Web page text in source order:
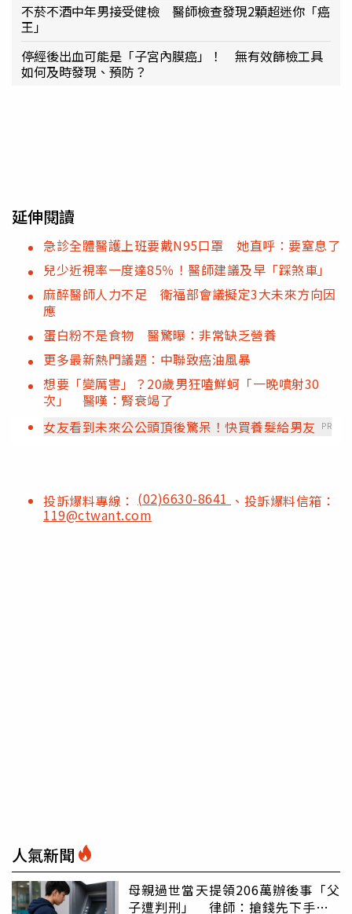
不菸不酒中年男接受健檢 醫師檢查發現2顆超迷你「癌
王」
停經後出血可能是「子宮內膜癌」！ 無有效篩檢工具
如何及時發現、預防？
延伸閱讀
急診全體醫護上班要戴N95口罩 她直呼：要窒息了
兒少近視率一度達85％！醫師建議及早「踩煞車」
麻醉醫師人力不足 衛福部會議擬定3大未來方向因
應
蛋白粉不是食物 醫驚曝：非常缺乏營養
更多最新熱門議題：中聯致癌油風暴
想要「變厲害」？20歲男狂嗑鮮蚵「一晚噴射30
次」 醫嘆：腎衰竭了
女友看到未來公公頭頂後驚呆！快買養髮給男友
PR
投訴爆料專線： (02)6630-8641 、投訴爆料信箱：
119@ctwant.com
人氣新聞
母親過世當天提領206萬辦後事「父
子遭判刑」 律師：搶錢先下手是